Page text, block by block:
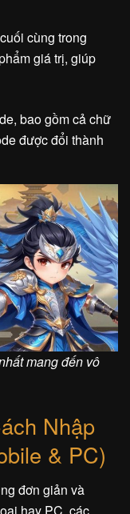
cùng trong
giá trị, giúp
bao gồm cả chữ
được đổi thành
mang đến vô
Nhập
& PC)
đơn giản và